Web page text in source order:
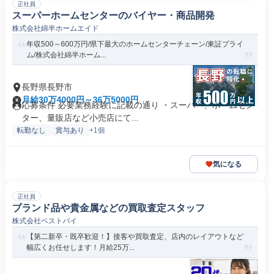
正社員
スーパーホームセンターのバイヤー・商品開発
株式会社綿半ホームエイド
年収500～600万円/県下最大のホームセンターチェーン/東証プライ
ム/株式会社綿半ホーム...
長野県長野市
月給30万4000円～36万5000円
応募条件 必要業務経験に記載の通り ・スーパー、ホームセン
ター、量販店など小売店にて...
転勤なし 賞与あり +1個
気になる
正社員
ブランド品や貴金属などの買取査定スタッフ
株式会社ベストバイ
【第二新卒・既卒歓迎！】接客や買取査定、店内のレイアウトなど
幅広くお任せします！月給25万...